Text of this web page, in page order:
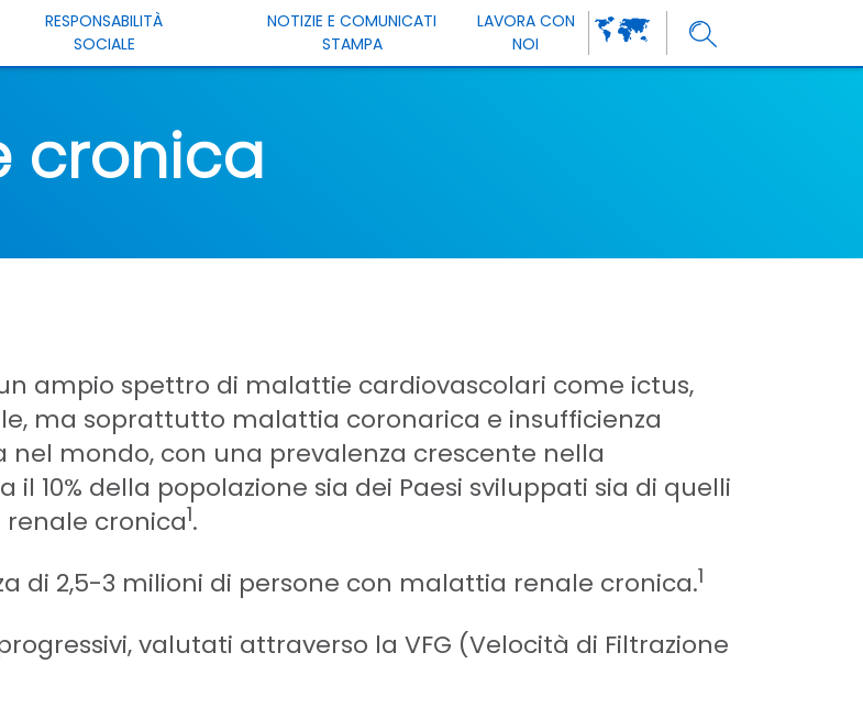
RESPONSABILITÀ
SOCIALE
NOTIZIE E COMUNICATI
STAMPA
LAVORA CON
NOI
cronica
ampio spettro di malattie cardiovascolari come ictus,
ma soprattutto malattia coronarica e insufficienza
mondo, con una prevalenza crescente nella
il 10% della popolazione sia dei Paesi sviluppati sia di quelli
cronica1.
di 2,5-3 milioni di persone con malattia renale cronica.1
valutati attraverso la VFG (Velocità di Filtrazione